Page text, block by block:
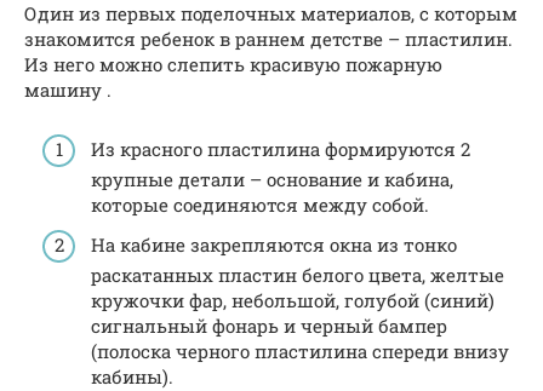
Один из первых поделочных материалов, с которым
знакомится ребенок в раннем детстве – пластилин.
Из него можно слепить красивую пожарную
машину .
Из красного пластилина формируются 2
крупные детали – основание и кабина,
которые соединяются между собой.
На кабине закрепляются окна из тонко
раскатанных пластин белого цвета, желтые
кружочки фар, небольшой, голубой (синий)
сигнальный фонарь и черный бампер
(полоска черного пластилина спереди внизу
кабины).